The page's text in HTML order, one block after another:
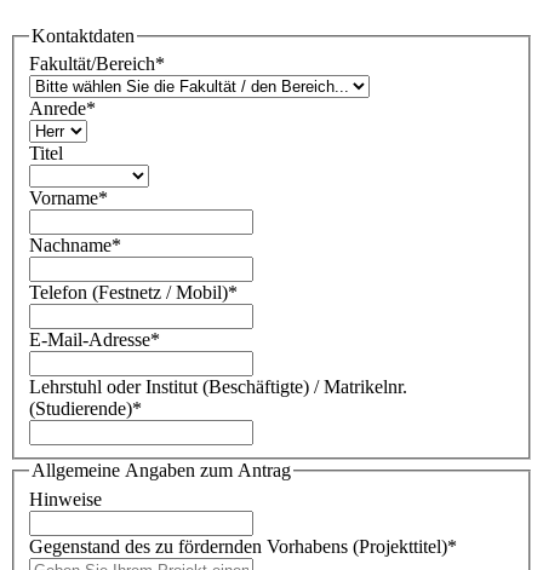
Kontaktdaten
Fakultät/Bereich*
Anrede*
Titel
Vorname*
Nachname*
Telefon (Festnetz / Mobil)*
E-Mail-Adresse*
Lehrstuhl oder Institut (Beschäftigte) / Matrikelnr.
(Studierende)*
Allgemeine Angaben zum Antrag
Hinweise
Gegenstand des zu fördernden Vorhabens (Projekttitel)*